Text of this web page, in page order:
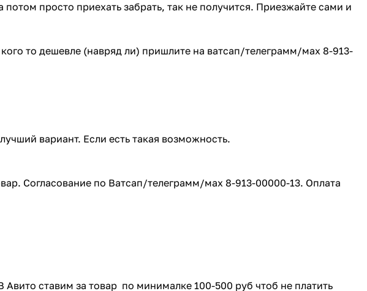
просто приехать забрать, так не получится. Приезжайте сами и
то дешевле (навряд ли) пришлите на ватсап/телеграмм/мах 8-913-
вариант. Если есть такая возможность.
Согласование по Ватсап/телеграмм/мах 8-913-00000-13. Оплата
ставим за товар по минималке 100-500 руб чтоб не платить